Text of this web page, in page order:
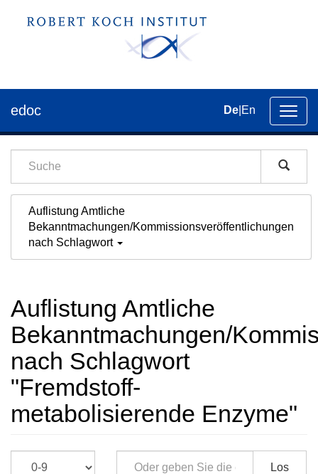
der
edoc De En
Auflistung Amtliche
Bekanntmachungen/Kommissionsveröffentlichungen
nach Schlagwort
Auflistung Amtliche
Bekanntmachungen/
nach Schlagwort
"Fremdstoff-
metabolisierende Enzyme"
Los